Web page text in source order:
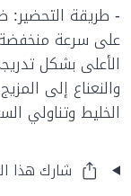
- طريقة التحضير:
على سرعة
الأعلى بشكل
والنعناع إلى
الخليط وتناولي
شارك هذا